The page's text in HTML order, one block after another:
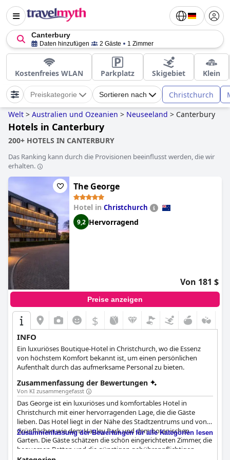
Canterbury
Daten hinzufügen 2 Gäste 1 Zimmer
Kostenfreies WLAN Parkplatz Skigebiet Klein
Preiskategorie Sortieren nach Christchurch
Welt > Australien und Ozeanien > Neuseeland > Canterbury
Hotels in Canterbury
200+ HOTELS IN CANTERBURY
Das Ranking kann durch die Provisionen beeinflusst werden, die wir
erhalten.
The George
Hotel in Christchurch
9,2 Hervorragend
Von 181 $
Preise anzeigen
$
INFO
Ein luxuriöses Boutique-Hotel in Christchurch, wo die Essenz
von höchstem Komfort bekannt ist, um einen persönlichen
Aufenthalt durch das aufmerksame Personal zu bieten.
Zusammenfassung der Bewertungen
Von KI zusammengefasst
Das George ist ein luxuriöses und komfortables Hotel in
Christchurch mit einer hervorragenden Lage, die die Gäste
lieben. Das Hotel liegt in der Nähe des Stadtzentrums und von
Grünflächen wie dem Hagley Park und dem botanischen
Garten. Die Gäste schätzen die schön eingerichteten Zimmer, die
bequemen Betten und die günstigen gebührenpflichtigen
Zusammenfassung der Bewertungen für alle Kategorien lesen